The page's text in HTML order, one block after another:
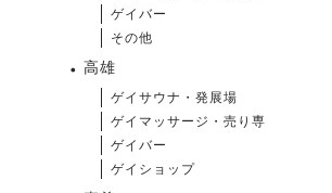
ゲイバー
その他
高雄
ゲイサウナ・発展場
ゲイマッサージ・売り専
ゲイバー
ゲイショップ